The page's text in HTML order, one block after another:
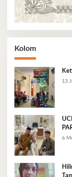
Kolom
13
6